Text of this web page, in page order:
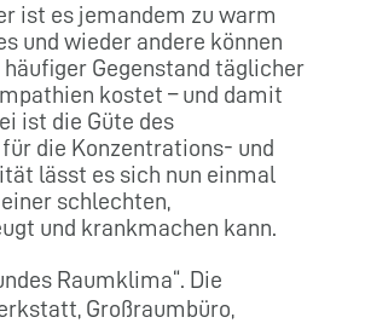
ist es jemandem zu warm
und wieder andere können
Gegenstand täglicher
kostet – und damit
ist die Güte des
die Konzentrations- und
lässt es sich nun einmal
schlechten,
und krankmachen kann.
Raumklima“. Die
Großraumbüro,